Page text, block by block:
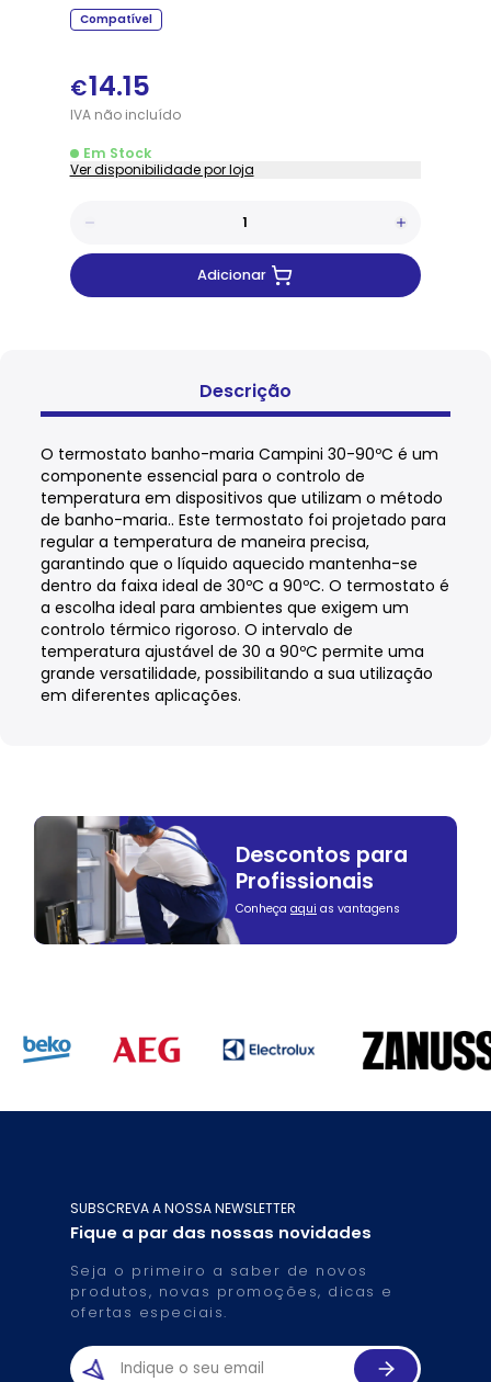
Compatível
€14.15
IVAnãoincluído
Em Stock
Ver disponibilidade por loja
Adicionar
Descrição
O termostato banho-maria Campini 30-90ºC é um
componente essencial para o controlo de
temperatura em dispositivos que utilizam o método
de banho-maria.. Este termostato foi projetado para
regular a temperatura de maneira precisa,
garantindo que o líquido aquecido mantenha-se
dentro da faixa ideal de 30ºC a 90ºC. O termostato é
a escolha ideal para ambientes que exigem um
controlo térmico rigoroso. O intervalo de
temperatura ajustável de 30 a 90ºC permite uma
grande versatilidade, possibilitando a sua utilização
em diferentes aplicações.
Descontos para
Profissionais
Conheça aqui as vantagens
SUBSCREVA A NOSSA NEWSLETTER
Fique a par das nossas novidades
Seja o primeiro a saber de novos
produtos, novas promoções, dicas e
ofertas especiais.